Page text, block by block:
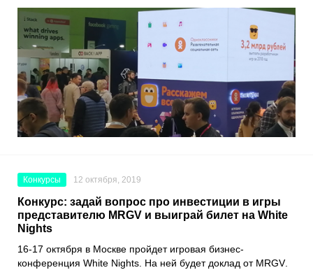
Конкурсы 12 октября, 2019
Конкурс: задай вопрос про инвестиции в игры
представителю MRGV и выиграй билет на White
Nights
16-17 октября в Москве пройдет игровая бизнес-
конференция White Nights. На ней будет доклад от MRGV.